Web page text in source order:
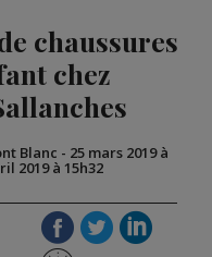
chaussures
chez
Blanc - 25 mars 2019 à
2019 à 15h32